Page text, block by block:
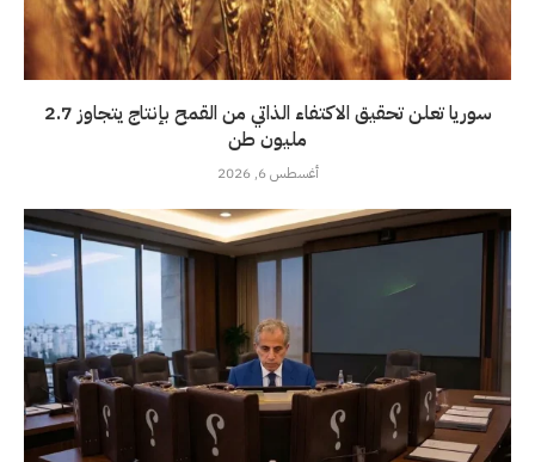
سوريا تعلن تحقيق الاكتفاء الذاتي من القمح بإنتاج يتجاوز 2.7
مليون طن
أغسطس 6, 2026